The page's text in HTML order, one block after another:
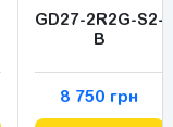
GD27-2R2G-S2-
B
8 750 грн